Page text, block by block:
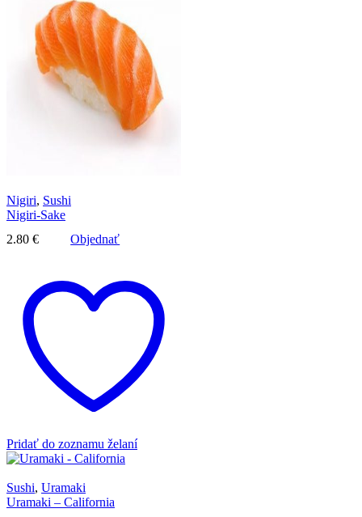
Nigiri, Sushi
Nigiri-Sake
2.80 € Objednať
Pridať do zoznamu želaní
Sushi, Uramaki
Uramaki – California